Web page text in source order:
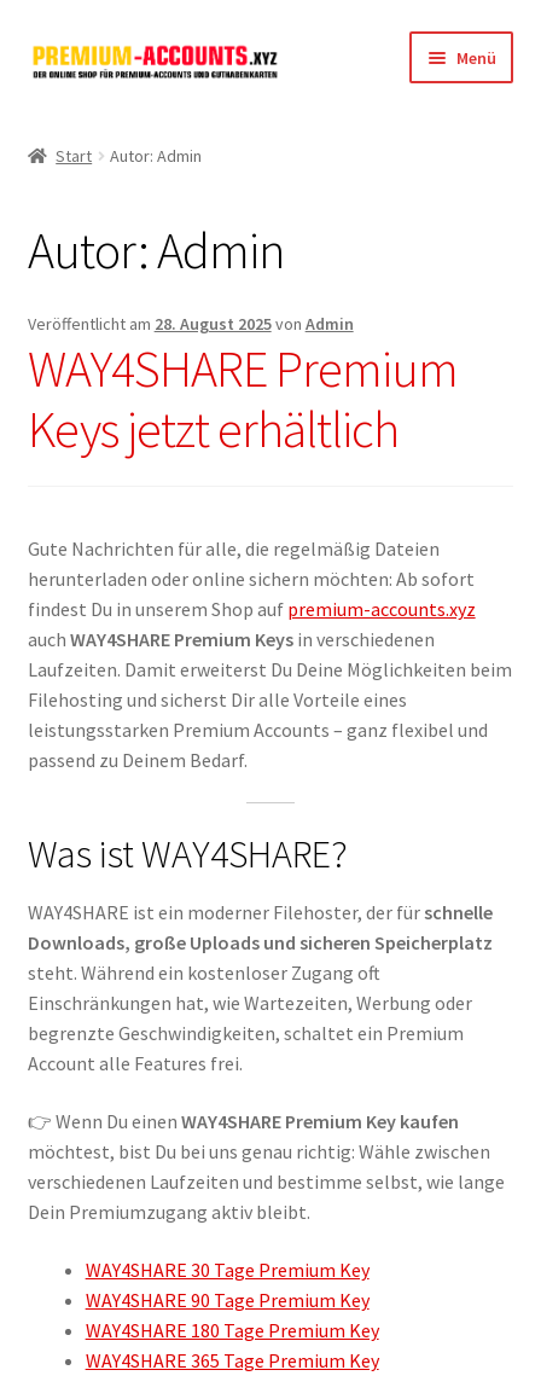
Zur
Navigation
Zum
Inhalt
Menü
FileJoker
Depositfiles
TakeFile
FileFox.cc
Filesmonster
HotLink
Filespace
VipFile.cc
FAQ – Häufige Fragen
Versandinfos
Widerrufsbelehrung
Zahlungsarten
Start Autor: Admin
Autor:Admin
Veröffentlicht am 28. August 2025von Admin
WAY4SHARE Premium
Keys jetzt erhältlich
Gute Nachrichten für alle, die regelmäßig Dateien
herunterladen oder online sichern möchten: Ab sofort
findest Du in unserem Shop auf premium-accounts.xyz
auch WAY4SHARE Premium Keysin verschiedenen
Laufzeiten. Damit erweiterst Du Deine Möglichkeiten beim
Filehosting und sicherst Dir alle Vorteile eines
leistungsstarken Premium Accounts – ganz flexibel und
passend zu Deinem Bedarf.
Was ist WAY4SHARE?
WAY4SHARE ist ein moderner Filehoster, der fürschnelle
Downloads, große Uploads und sicheren Speicherplatz
steht. Während ein kostenloser Zugang oft
Einschränkungen hat, wie Wartezeiten, Werbung oder
begrenzte Geschwindigkeiten, schaltet ein Premium
Account alle Features frei.
👉 Wenn Du einen WAY4SHARE Premium Key kaufen
möchtest, bist Du bei uns genau richtig: Wähle zwischen
verschiedenen Laufzeiten und bestimme selbst, wie lange
Dein Premiumzugang aktiv bleibt.
WAY4SHARE 30 Tage Premium Key
WAY4SHARE 90 Tage Premium Key
WAY4SHARE 180 Tage Premium Key
WAY4SHARE 365 Tage Premium Key